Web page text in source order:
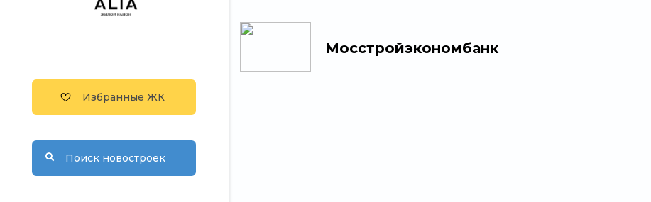
Избранные ЖК
Поиск новостроек
Мосстройэкономбанк